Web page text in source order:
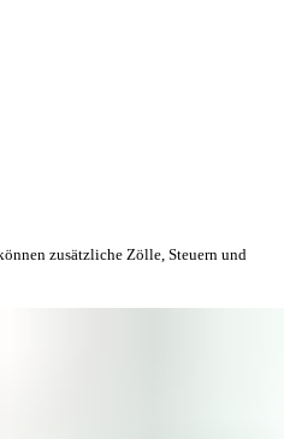
zusätzliche Zölle, Steuern und